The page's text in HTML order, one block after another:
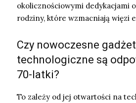
okolicznościowymi dedykacjami
rodziny, które wzmacniają więzi
Czy nowoczesne
technologiczne są
70-latki?
To zależy od jej otwartości na